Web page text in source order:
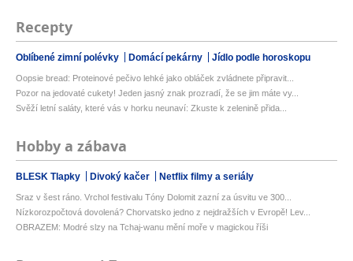
Recepty
Oblíbené zimní polévky Domácí pekárny Jídlo podle horoskopu
Oopsie bread: Proteinové pečivo lehké jako obláček zvládnete připravit...
Pozor na jedovaté cukety! Jeden jasný znak prozradí, že se jim máte vy...
Svěží letní saláty, které vás v horku neunaví: Zkuste k zelenině přida...
Hobby a zábava
BLESK Tlapky Divoký kačer Netflix filmy a seriály
Sraz v šest ráno. Vrchol festivalu Tóny Dolomit zazní za úsvitu ve 300...
Nízkorozpočtová dovolená? Chorvatsko jedno z nejdražších v Evropě! Lev...
OBRAZEM: Modré slzy na Tchaj-wanu mění moře v magickou říši